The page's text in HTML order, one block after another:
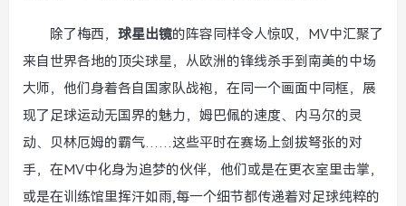
除了梅西， 球星出镜的阵容同样令人惊叹，MV中汇聚了
来自世界各地的顶尖球星，从欧洲的锋线杀手到南美的中场
大师，他们身着各自国家队战袍，在同一个画面中同框，展
现了足球运动无国界的魅力，姆巴佩的速度、内马尔的灵
动、贝林厄姆的霸气……这些平时在赛场上剑拔弩张的对
手，在MV中化身为追梦的伙伴，他们或是在更衣室里击掌，
或是在训练馆里挥汗如雨,每一个细节都传递着对足球纯粹的